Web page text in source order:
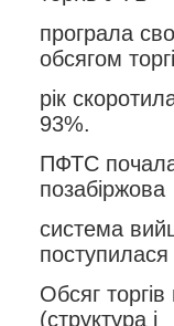
програла
обсягом
рік
93%.
ПФТС почала
позабіржова
система
Обсяг
(структура і